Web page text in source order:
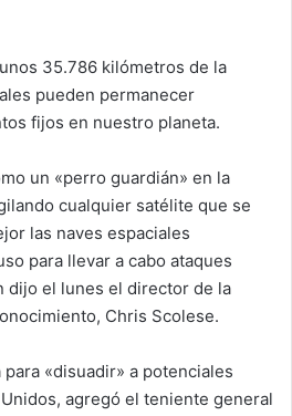
35.786 kilómetros de la
pueden permanecer
fijos en nuestro planeta.
un «perro guardián» en la
cualquier satélite que se
las naves espaciales
para llevar a cabo ataques
dijo el lunes el director de la
Chris Scolese.
«disuadir» a potenciales
agregó el teniente general